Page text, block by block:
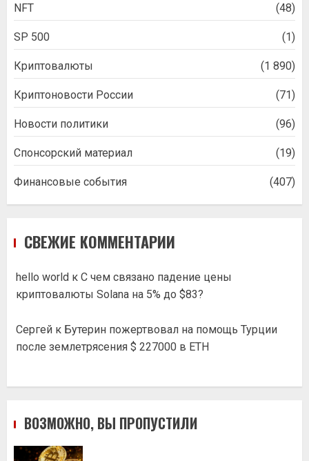
NFT (48)
SP 500 (1)
Криптовалюты (1 890)
Криптоновости России (71)
Новости политики (96)
Спонсорский материал (19)
Финансовые события (407)
СВЕЖИЕ КОММЕНТАРИИ
hello world к С чем связано падение цены
криптовалюты Solana на 5% до $83?
Сергей к Бутерин пожертвовал на помощь Турции
после землетрясения $ 227000 в ETH
ВОЗМОЖНО, ВЫ ПРОПУСТИЛИ